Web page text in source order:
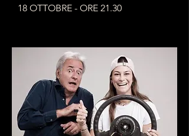
18 OTTOBRE - ORE 21.30